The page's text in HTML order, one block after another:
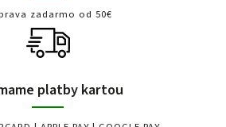
zadarmo od 50€
platby kartou